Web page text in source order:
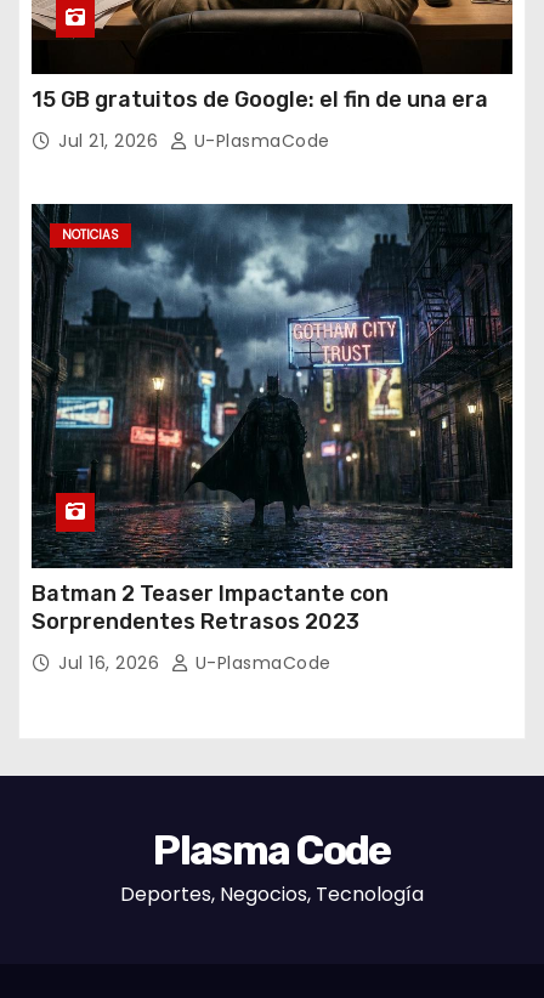
15 GB gratuitos de Google: el fin de una era
Jul 21, 2026 U-PlasmaCode
NOTICIAS
Batman 2 Teaser Impactante con
Sorprendentes Retrasos 2023
Jul 16, 2026 U-PlasmaCode
Plasma Code
Deportes, Negocios, Tecnología